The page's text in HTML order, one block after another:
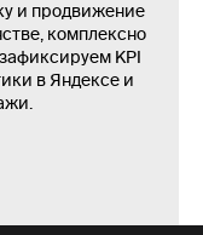
и продвижение
комплексно
KPI
в Яндексе и